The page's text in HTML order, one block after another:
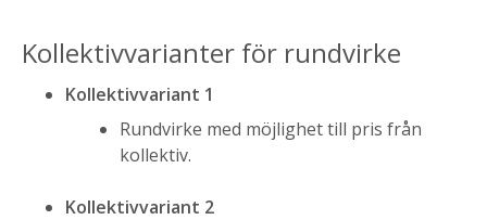
Kollektivvarianter för rundvirke
Kollektivvariant 1
Rundvirke med möjlighet till pris från
kollektiv.
Kollektivvariant 2